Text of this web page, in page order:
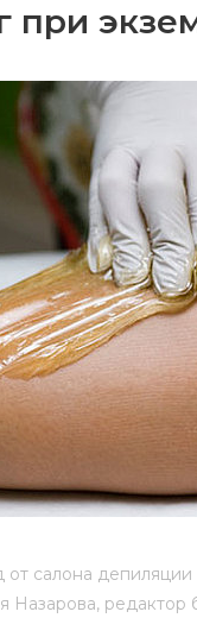
при
от салона
Назарова,